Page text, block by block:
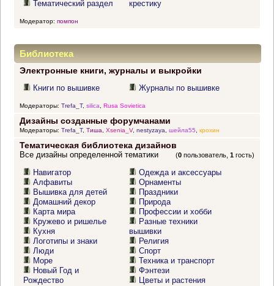
Тематический раздел крестику
Модератор: помпон
Библиотека
Электронные книги, журналы и выкройки
Книги по вышивке Журналы по вышивке
Модераторы: Trefa_T, silica Rusa Sovietica
Дизайны созданные форумчанами
Модераторы: Trefa_T, Тиша, Xsenia_V, nestyzaya, шейла55, крохин
Тематическая библиотека дизайнов
(0 пользователь,1 гость)
Все дизайны определенной тематики
Навигатор
Алфавиты
Вышивка для детей
Домашний декор
Карта мира
Кружево и ришелье
Кухня
Логотипы и знаки
Люди
Море
Новый Год и
Рождество
Одежда и аксессуары
Орнаменты
Праздники
Природа
Профессии и хобби
Разные техники
вышивки
Религия
Спорт
Техника и транспорт
Фэнтези
Цветы и растения